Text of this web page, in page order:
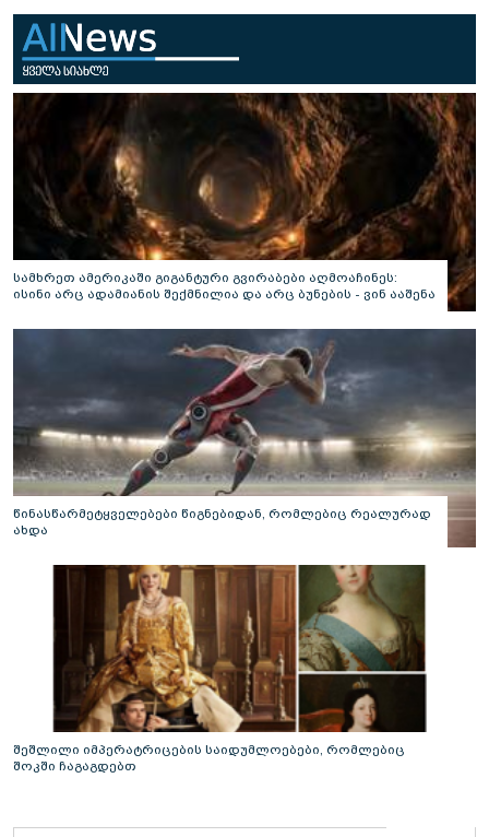
სამხრეთ ამერიკაში გიგანტური გვირაბები აღმოაჩინეს:
ისინი არც ადამიანის შექმნილია და არც ბუნების - ვინ ააშენა
წინასწარმეტყველებები წიგნებიდან, რომლებიც რეალურად
ახდა
შეშლილი იმპერატრიცების საიდუმლოებები, რომლებიც
შოკში ჩაგაგდებთ